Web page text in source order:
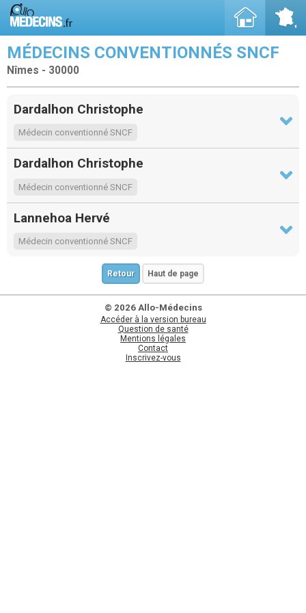
MÉDECINS CONVENTIONNÉS SNCF
Nîmes - 30000
Dardalhon Christophe
Médecin conventionné SNCF
Dardalhon Christophe
Médecin conventionné SNCF
Lannehoa Hervé
Médecin conventionné SNCF
Retour Haut de page
© 2026 Allo-Médecins
Accéder à la version bureau
Question de santé
Mentions légales
Contact
Inscrivez-vous